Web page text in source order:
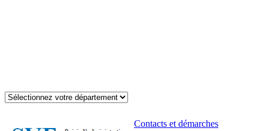
Contacts et démarches